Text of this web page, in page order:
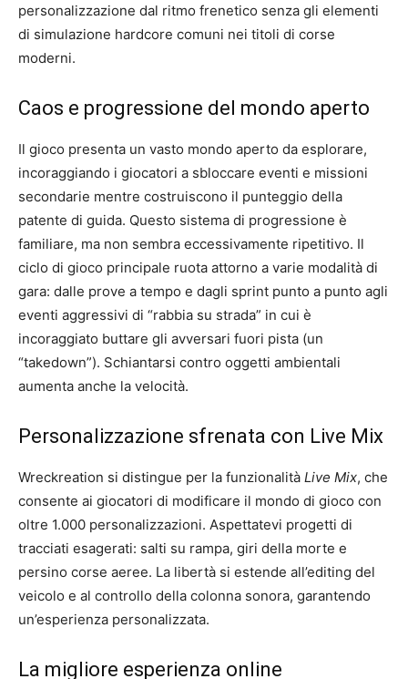
personalizzazione dal ritmo frenetico senza gli elementi
di simulazione hardcore comuni nei titoli di corse
moderni.
Caos e progressione del mondo aperto
Il gioco presenta un vasto mondo aperto da esplorare,
incoraggiando i giocatori a sbloccare eventi e missioni
secondarie mentre costruiscono il punteggio della
patente di guida. Questo sistema di progressione è
familiare, ma non sembra eccessivamente ripetitivo. Il
ciclo di gioco principale ruota attorno a varie modalità di
gara: dalle prove a tempo e dagli sprint punto a punto agli
eventi aggressivi di “rabbia su strada” in cui è
incoraggiato buttare gli avversari fuori pista (un
“takedown”). Schiantarsi contro oggetti ambientali
aumenta anche la velocità.
Personalizzazione sfrenata con Live Mix
Wreckreation si distingue per la funzionalità Live Mix, che
consente ai giocatori di modificare il mondo di gioco con
oltre 1.000 personalizzazioni. Aspettatevi progetti di
tracciati esagerati: salti su rampa, giri della morte e
persino corse aeree. La libertà si estende all’editing del
veicolo e al controllo della colonna sonora, garantendo
un’esperienza personalizzata.
La migliore esperienza online